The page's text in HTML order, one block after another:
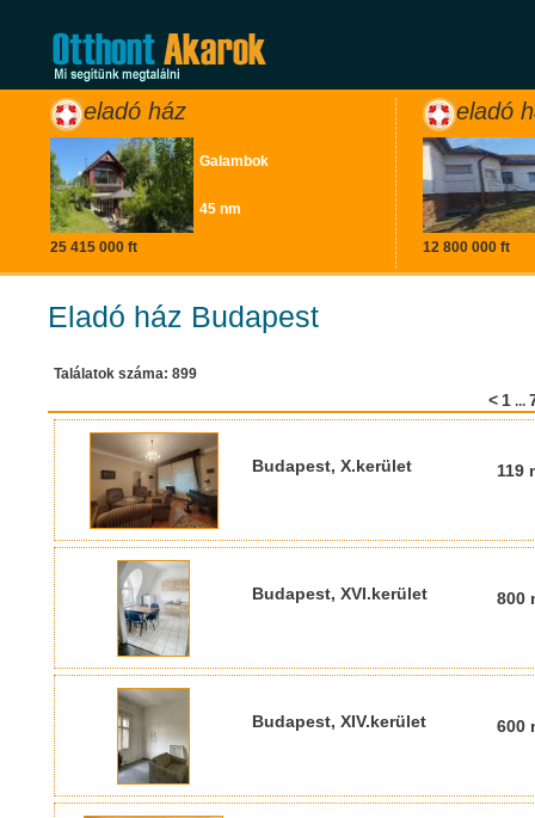
eladó ház
Galambok
45 nm
25 415 000 ft
eladó
12 800 000 ft
Eladó ház Budapest
Találatok száma: 899
< 1 ...
Budapest, X.kerület 119
Budapest, XVI.kerület 800
Budapest, XIV.kerület 600